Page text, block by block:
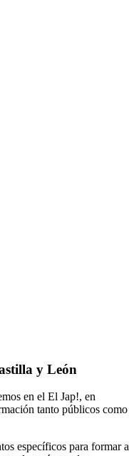
y León
en el El Jap!, en
tanto públicos como
específicos para formar a